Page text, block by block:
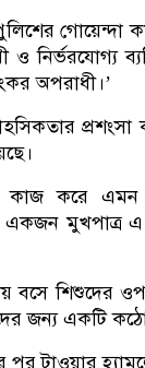
গোয়েন্দা
নির্ভরযোগ্য
অপরাধী।’
কাজ করে
একজন মুখপাত্র
বসে শিশুদের
জন্য একটি
টাওয়ার